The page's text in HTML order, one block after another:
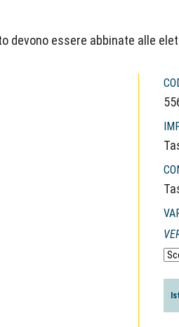
devono essere abbinate alle